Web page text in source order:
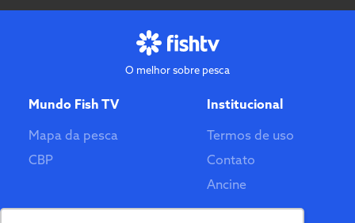
O melhor sobre pesca
Mundo Fish TV
Mapa da pesca
CBP
Institucional
Termos de uso
Contato
Ancine